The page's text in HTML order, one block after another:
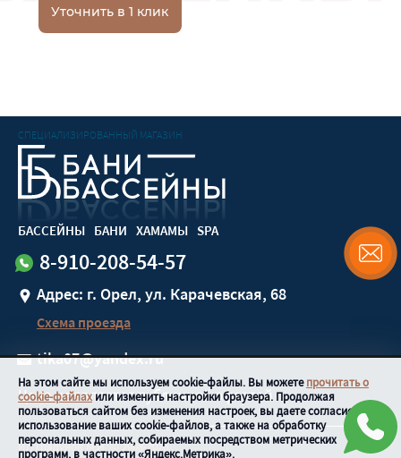
Уточнить в 1 клик
СПЕЦИАЛИЗИРОВАННЫЙ МАГАЗИН
БАССЕЙНЫ БАНИ ХАМАМЫ SPA
Адрес: г. Орел, ул. Карачевская, 68
Схема проезда
8-910-208-54-57
tika07@yandex.ru
Цена не является публичной офертой
ИП Грядунов М.И.© 2008-2026
На этом сайте мы используем cookie-файлы. Вы можетепрочитать о
cookie-файлахили изменить настройки браузера. Продолжая
пользоваться сайтом без изменения настроек, вы даете согласие на
использование ваших cookie-файлов, а также на обработку
персональных данных, собираемых посредством метрических
программ, в частности «Яндекс.Метрика».